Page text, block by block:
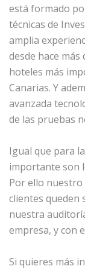
está formado
técnicas de
amplia
desde hace más
hoteles más
Canarias. Y
avanzada
de las pruebas
Igual que para
importante son
Por ello
clientes queden
nuestra
empresa, y con
Si quieres más